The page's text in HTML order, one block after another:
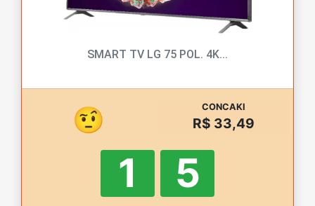
SMART TV LG 75 POL. 4K...
🤨 CONCAKI
R$ 33,49
1 5